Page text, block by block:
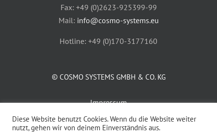
Fax: +49 (0)2623-925399-99
Mail: info@cosmo-systems.eu
Hotline: +49 (0)170-3177160
© COSMO SYSTEMS GMBH & CO. KG
Impressum
AGB
Datenschutz
Diese Website benutzt Cookies. Wenn du die Website weiter
nutzt, gehen wir von deinem Einverständnis aus.